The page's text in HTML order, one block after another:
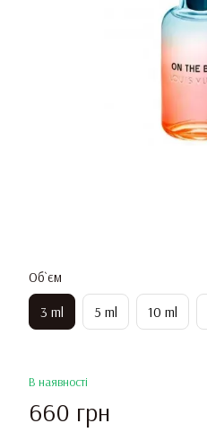
Об`єм
3 ml 5 ml 10 ml
В наявності
660 грн